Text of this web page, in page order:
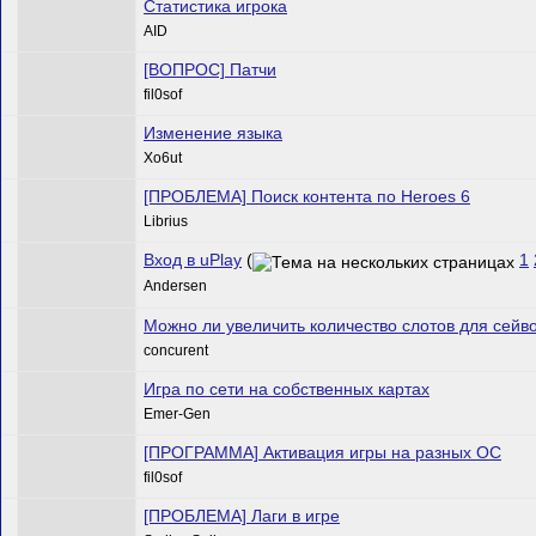
Статистика игрока
AID
[ВОПРОС] Патчи
fil0sof
Изменение языка
Xo6ut
[ПРОБЛЕМА] Поиск контента по Heroes 6
Librius
Вход в uPlay ( 1
Andersen
Можно ли увеличить количество слотов для
concurent
Игра по сети на собственных картах
Emer-Gen
[ПРОГРАММА] Активация игры на разных ОС
fil0sof
[ПРОБЛЕМА] Лаги в игре